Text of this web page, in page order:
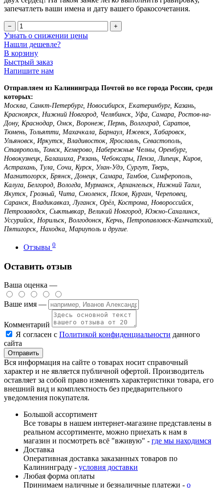
запечатлеть ваши имена и дату вашего бракосочетания.
− +
Узнать о снижении цены
Нашли дешевле?
В корзину
Быстрый заказ
Напишите нам
Отправляем из Калининграда Почтой во все города России, среди
которых:
Москва, Санкт-Петербург, Новосибирск, Екатеринбург, Казань,
Красноярск, Нижний Новгород, Челябинск, Уфа, Самара, Ростов-на-
Дону, Краснодар, Омск, Воронеж, Пермь, Волгоград, Саратов,
Тюмень, Тольятти, Махачкала, Барнаул, Ижевск, Хабаровск,
Ульяновск, Иркутск, Владивосток, Ярославль, Севастополь,
Ставрополь, Томск, Кемерово, Набережные Челны, Оренбург,
Новокузнецк, Балашиха, Рязань, Чебоксары, Пенза, Липецк, Киров,
Астрахань, Тула, Сочи, Курск, Улан-Удэ, Сургут, Тверь,
Магнитогорск, Брянск, Донецк, Самара, Тамбов, Симферополь,
Калуга, Белгород, Вологда, Мурманск, Архангельск, Нижний Тагил,
Якутск, Грозный, Чита, Смоленск, Псков, Курган, Череповец,
Саранск, Владикавказ, Луганск, Орёл, Кострома, Новороссийск,
Петрозаводск, Сыктывкар, Великий Новгород, Южно-Сахалинск,
Уссурийск, Норильск, Волгодонск, Керчь, Петропавловск-Камчатский,
Пятигорск, Находка, Мариуполь и другие.
Отзывы 0
Оставить отзыв
Ваша оценка —
Ваше имя —
Комментарий
Я согласен с Политикой конфиденциальности данного
сайта
Вся информация на сайте о товарах носит справочный
характер и не является публичной офертой. Производитель
оставляет за собой право изменять характеристики товара, его
внешний вид и комплектность без предварительного
уведомления покупателя.
Большой ассортимент
Все товары в нашем интернет-магазине представлены в
реальном ассортименте, можно приехать к нам в
магазин и посмотреть всё "вживую" - где мы находимся
Доставка
Оперативная доставка заказанных товаров по
Калининграду - условия доставки
Любая форма оплаты
Принимаем наличные и безналичные платежи - о